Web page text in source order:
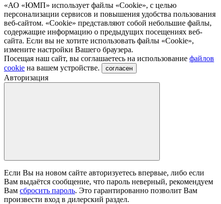
«АО «ЮМП» использует файлы «Сookie», с целью
персонализации сервисов и повышения удобства пользования
веб-сайтом. «Cookie» представляют собой небольшие файлы,
содержащие информацию о предыдущих посещениях веб-
сайта. Если вы не хотите использовать файлы «Сookie»,
измените настройки Вашего браузера.
Посещая наш сайт, вы соглашаетесь на использование файлов
cookie на вашем устройстве. согласен
Авторизация
Если Вы на новом сайте авторизуетесь впервые, либо если
Вам выдаётся сообщение, что пароль неверный, рекомендуем
Вам сбросить пароль. Это гарантированно позволит Вам
произвести вход в дилерский раздел.